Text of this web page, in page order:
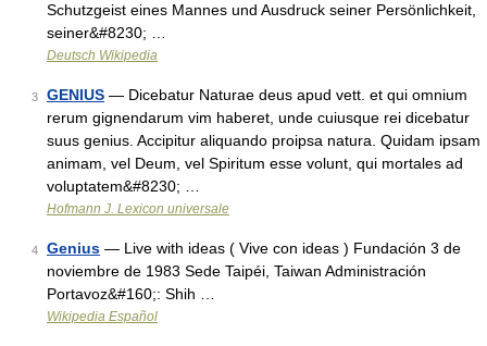
Schutzgeist eines Mannes und Ausdruck seiner Persönlichkeit,
seiner&#8230; …
Deutsch Wikipedia
3 GENIUS — Dicebatur Naturae deus apud vett. et qui omnium
rerum gignendarum vim haberet, unde cuiusque rei dicebatur
suus genius. Accipitur aliquando proipsa natura. Quidam ipsam
animam, vel Deum, vel Spiritum esse volunt, qui mortales ad
voluptatem&#8230; …
Hofmann J. Lexicon universale
4 Genius — Live with ideas ( Vive con ideas ) Fundación 3 de
noviembre de 1983 Sede Taipéi, Taiwan Administración
Portavoz&#160;: Shih …
Wikipedia Español